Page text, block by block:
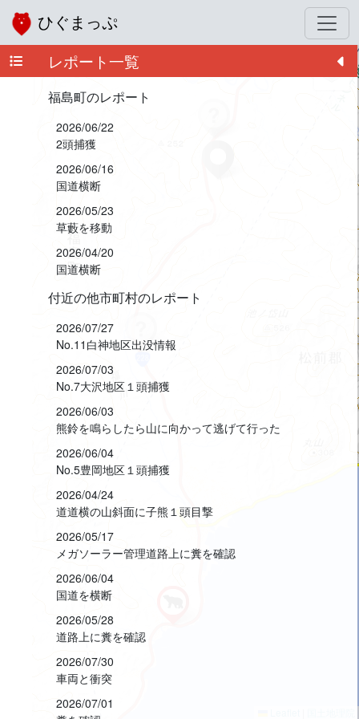
ひぐまっぷ
レポート一覧
福島町のレポート
2026/06/22
2頭捕獲
2026/06/16
国道横断
2026/05/23
草藪を移動
2026/04/20
国道横断
付近の他市町村のレポート
2026/07/27
No.11白神地区出没情報
2026/07/03
No.7大沢地区１頭捕獲
2026/06/03
熊鈴を鳴らしたら山に向かって逃げて行った
2026/06/04
No.5豊岡地区１頭捕獲
2026/04/24
道道横の山斜面に子熊１頭目撃
2026/05/17
メガソーラー管理道路上に糞を確認
2026/06/04
国道を横断
2026/05/28
道路上に糞を確認
2026/07/30
車両と衝突
2026/07/01
+